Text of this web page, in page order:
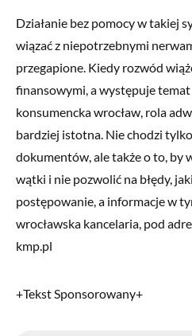
Działanie bez pomocy w takiej
wiązać z niepotrzebnymi
przegapione. Kiedy rozwód
finansowymi, a występuje temat
konsumencka wrocław, rola
bardziej istotna. Nie chodzi
dokumentów, ale także o to, by
wątki i nie pozwolić na błędy,
postępowanie, a informacje w
wrocławska kancelaria, pod
kmp.pl
+Tekst Sponsorowany+